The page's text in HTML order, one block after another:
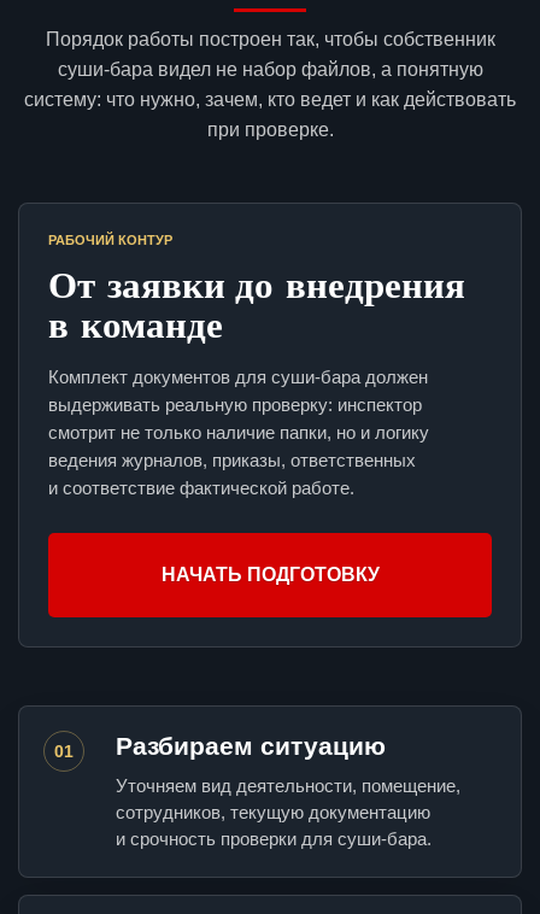
Порядок работы построен так, чтобы собственник
суши-бара видел не набор файлов, а понятную
систему: что нужно, зачем, кто ведет и как действовать
при проверке.
РАБОЧИЙ КОНТУР
От заявки до внедрения
в команде
Комплект документов для суши-бара должен
выдерживать реальную проверку: инспектор
смотрит не только наличие папки, но и логику
ведения журналов, приказы, ответственных
и соответствие фактической работе.
НАЧАТЬ ПОДГОТОВКУ
01 Разбираем ситуацию
Уточняем вид деятельности, помещение,
сотрудников, текущую документацию
и срочность проверки для суши-бара.